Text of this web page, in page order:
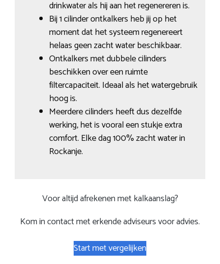
drinkwater als hij aan het regenereren is.
Bij 1 cilinder ontkalkers heb jij op het
moment dat het systeem regenereert
helaas geen zacht water beschikbaar.
Ontkalkers met dubbele cilinders
beschikken over een ruimte
filtercapaciteit. Ideaal als het watergebruik
hoog is.
Meerdere cilinders heeft dus dezelfde
werking, het is vooral een stukje extra
comfort. Elke dag 100% zacht water in
Rockanje.
Voor altijd afrekenen met kalkaanslag?
Kom in contact met erkende adviseurs voor advies.
Start met vergelijken